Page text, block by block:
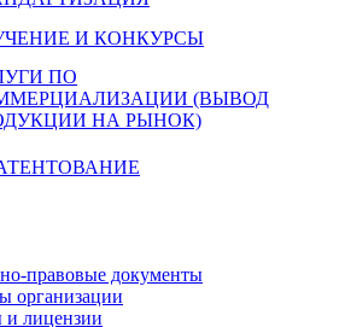
И КОНКУРСЫ
ПО
(ВЫВОД
НА РЫНОК)
правовые документы
организации
и лицензии